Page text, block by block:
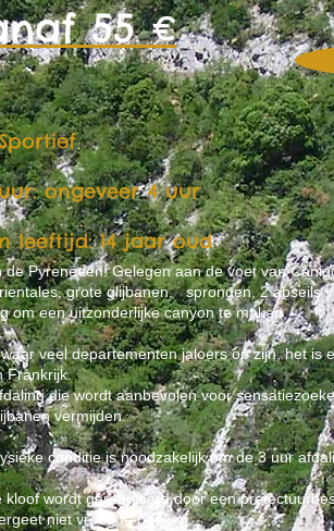
55 €
de Pyreneeën! Gelegen aan de voet van
grote glijbanen, sprongen, 2 abseils
om een uitzonderlijke canyon te maken.
veel departementen jaloers op zijn, het is
Frankrijk.
die wordt aanbevolen voor
vermijden.
conditie is noodzakelijk om de 3 uur
kloof wordt gereguleerd door een
niet vroeg te boeken.
ongeveer 4 uur
leeftijd: 14 jaar oud